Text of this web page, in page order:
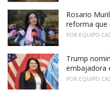
Rosario
reforma que
POR EQUIPO
Trump
embajadora
POR EQUIPO